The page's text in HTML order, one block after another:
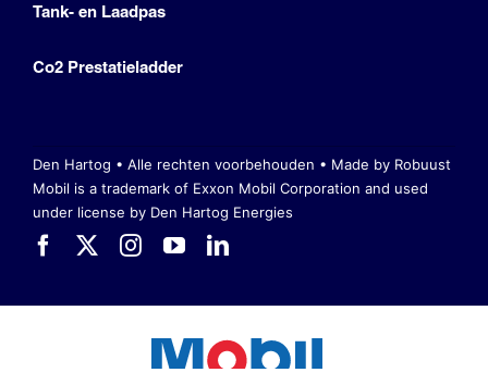
Tank- en Laadpas
Co2 Prestatieladder
Den Hartog • Alle rechten voorbehouden • Made by Robuust
Mobil is a trademark of Exxon Mobil Corporation and used
under license by Den Hartog Energies